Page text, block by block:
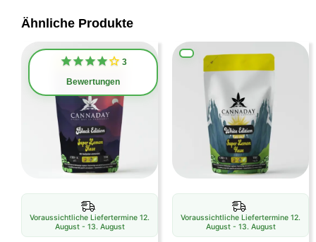
Ähnliche Produkte
3
Bewertungen
Voraussichtliche Liefertermine 12.
August - 13. August
Dieses
Produkt
weist
Optionen
können
der
Voraussichtliche Liefertermine 12.
August - 13. August